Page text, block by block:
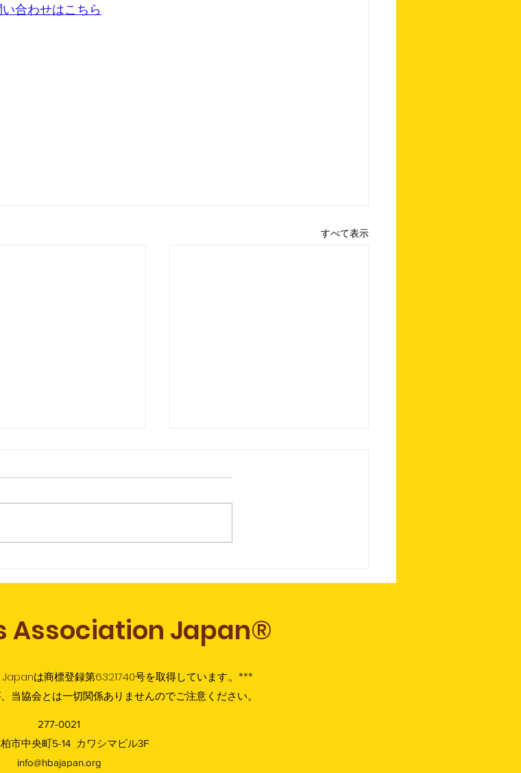
合わせはこちら
すべて表示
vol.5
Association Japan®
は商標登録第6321740号を取得しています.​。***
当協会とは一切関係ありませんのでご注意ください。
277-0021
市中央町5-14 カワシマビル3F
info@hbajapan.org